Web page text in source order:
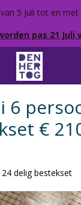
van 5 Juli tot en met
pas 21 Juli
6
€
delig bestekset